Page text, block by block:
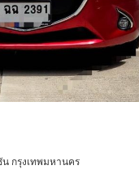
น กรุงเทพมหานคร